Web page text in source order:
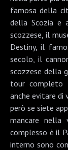
famosa della
della Scozia e
scozzese, il
Destiny, il
secolo, il
scozzese della
tour completo
anche evitare di
però se siete
mancare nella
complesso è il
interno sono